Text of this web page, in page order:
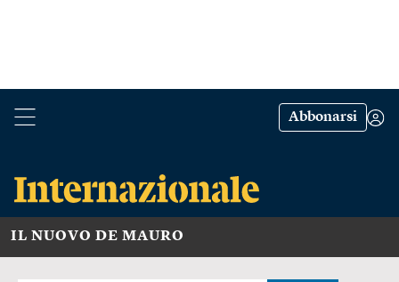
Abbonarsi
IL NUOVO DE MAURO